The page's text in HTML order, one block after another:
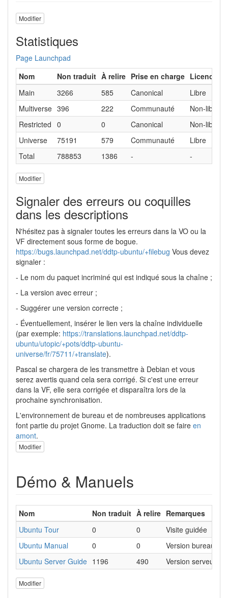
Modifier
Statistiques
Page Launchpad
Nom
Non traduit À relire Prise en charge Licence
Main
3266 585 Canonical
Libre
Multiverse 396 222 Communauté
Non-libre
Restricted 0 0 Canonical
Non-libre
Universe
75191 579 Communauté
Libre
Total
788853 1386 - -
Modifier
Signaler des erreurs ou coquilles
dans les descriptions
N'hésitez pas à signaler toutes les erreurs dans la VO ou la
VF directement sous forme de bogue.
https://bugs.launchpad.net/ddtp-ubuntu/+filebug Vous devez
signaler :
- Le nom du paquet incriminé qui est indiqué sous la chaîne ;
- La version avec erreur ;
- Suggérer une version correcte ;
- Éventuellement, insérer le lien vers la chaîne individuelle
(par exemple: https://translations.launchpad.net/ddtp-
ubuntu/utopic/+pots/ddtp-ubuntu-
universe/fr/75711/+translate).
Pascal se chargera de les transmettre à Debian et vous
serez avertis quand cela sera corrigé. Si c'est une erreur
dans la VF, elle sera corrigée et disparaîtra lors de la
prochaine synchronisation.
L'environnement de bureau et de nombreuses applications
font partie du projet Gnome. La traduction doit se faire en
amont.
Modifier
Démo & Manuels
Nom Non traduit À relire Remarques
Ubuntu Tour
0 0
Visite guidée
Ubuntu Manual
0 0
Version bureau
Ubuntu Server Guide 1196 490 Version serveur
Modifier